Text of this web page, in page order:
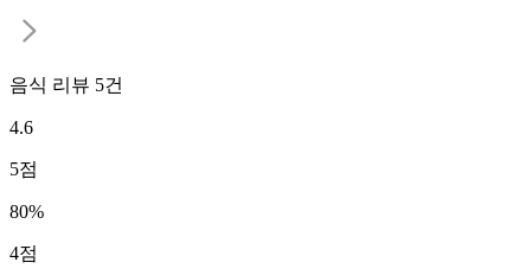
음식 리뷰 5건
4.6
5점
80%
4점